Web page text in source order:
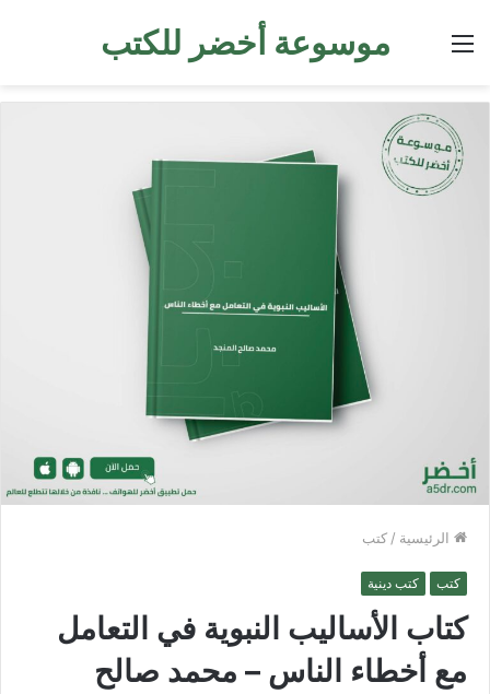
موسوعة أخضر للكتب القائمة
الرئيسية / كتب
كتب كتب دينية
كتاب الأساليب النبوية في التعامل
مع أخطاء الناس – محمد صالح